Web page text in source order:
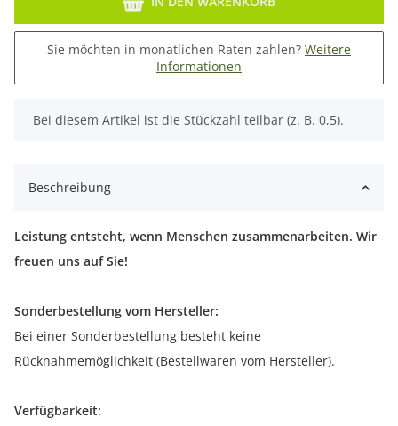
Sie möchten in monatlichen Raten zahlen? Weitere
Informationen
x
Bei diesem Artikel ist die Stückzahl teilbar (z. B. 0,5).
Beschreibung
Leistung entsteht, wenn Menschen zusammenarbeiten. Wir
freuen uns auf Sie!
Sonderbestellung vom Hersteller:
Bei einer Sonderbestellung besteht keine
Rücknahmemöglichkeit (Bestellwaren vom Hersteller).
Verfügbarkeit: